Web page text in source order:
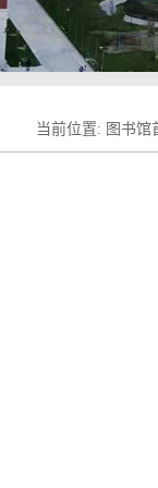
当前位置: 图书馆